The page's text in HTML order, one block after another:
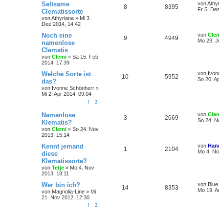
Seltsame
Clematissorte
vonAthyriana » Mi 3.
Dez 2014, 14:42
8 8395 von
Fr 5.
Noch eine
namenlose
Clematis
von Clemi » Sa 15. Feb
2014, 17:39
9 4949 von
Mo 23.
Welche Sorte ist
das?
von Ivonne Schönherr »
Mi 2. Apr 2014, 09:04
1 2
10 5952 von
So 20.
Namenlose
Klematis?
von Clemi » So 24. Nov
2013, 15:14
3 2669 von
So 24.
Kennt jemand
diese
Klematissorte?
von Tetje » Mo 4. Nov
2013, 18:11
1 2104 von
Mo 4.
Wer bin ich?
von Magnolia-Line » Mi
21. Nov 2012, 12:30
1 2
14 8353 von
Mo 19.